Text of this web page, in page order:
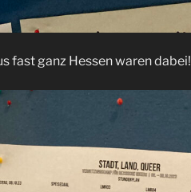
fast ganz Hessen waren dabei!